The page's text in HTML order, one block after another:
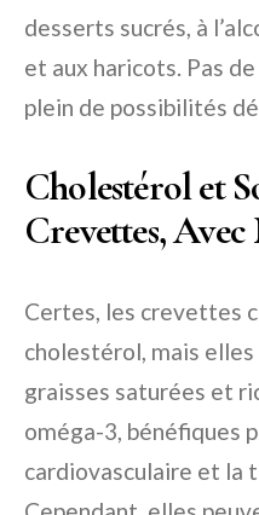
desserts sucrés, à
et aux haricots. Pas
plein de possibilités
Cholestérol et
Crevettes,
Certes, les crevettes
cholestérol, mais
graisses saturées et
oméga-3, bénéfiques
cardiovasculaire et la